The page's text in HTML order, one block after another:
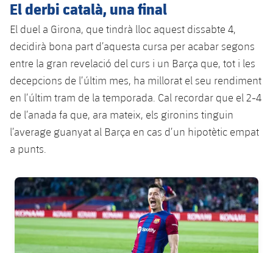
Accessibilitat
Instal·lacions
SUB8 B
Palmarès
Infantil B
Entrades
Resultats
Classificació
Jugadors
Història
Calendari
Resultats
Jugadors
Classificació
Actualitat
Juvenil
Cadet
Infantil
Aleví
Campus Verano
PLUSICON
MÉS
Primer equip
plusicon
més
Calendari
Resultats
Classificació
Barça Atlètic
plusicon
més
Actualitat
Resultats
Jugadors
Actualitat
Barça C
Junior
Campus Estiu
PLUSICON
MÉS
Informació general
plusicon
més
El derbi català, una final
El duel a Girona, que tindrà lloc aquest dissabte 4,
decidirà bona part d’aquesta cursa per acabar segons
entre la gran revelació del curs i un Barça que, tot i les
decepcions de l’últim mes, ha millorat el seu rendiment
en l’últim tram de la temporada. Cal recordar que el 2-4
de l’anada fa que, ara mateix, els gironins tinguin
l’average guanyat al Barça en cas d’un hipotètic empat
a punts.
FC Barcelona club badge